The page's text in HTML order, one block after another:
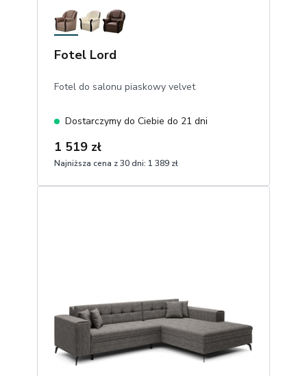
Fotel Lord
Fotel do salonu piaskowy velvet
Dostarczymy do Ciebie do 21 dni
1 519 zł
Najniższa cena z 30 dni: 1 389 zł
1